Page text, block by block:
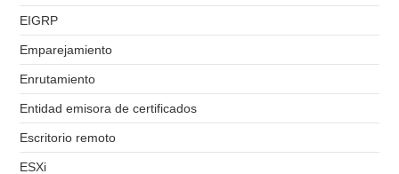
EIGRP
Emparejamiento
Enrutamiento
Entidad emisora de certificados
Escritorio remoto
ESXi